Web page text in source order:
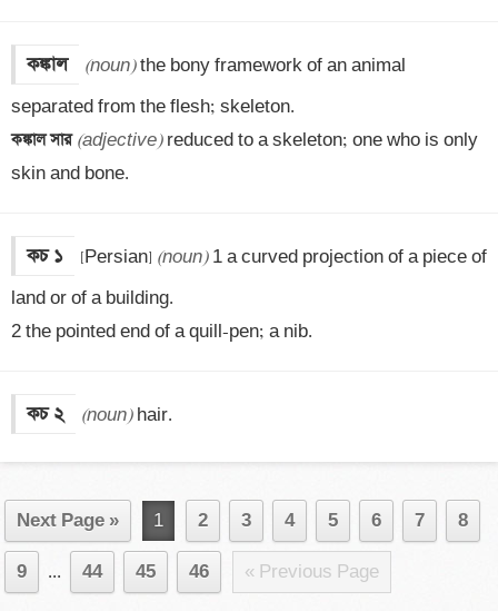
কঙ্কাল (noun) the bony framework of an animal
কঙ্কাল সার (adjective) reduced to a skeleton; one who is only
skin and bone.
কচ ১ [Persian] (noun) 1 a curved projection of a piece of
land or of a building.
2 the pointed end of a quill-pen; a nib.
কচ ২ (noun) hair.
Next Page » 1 2 3 4 5 6 7 8
9 ... 44 45 46 « Previous Page